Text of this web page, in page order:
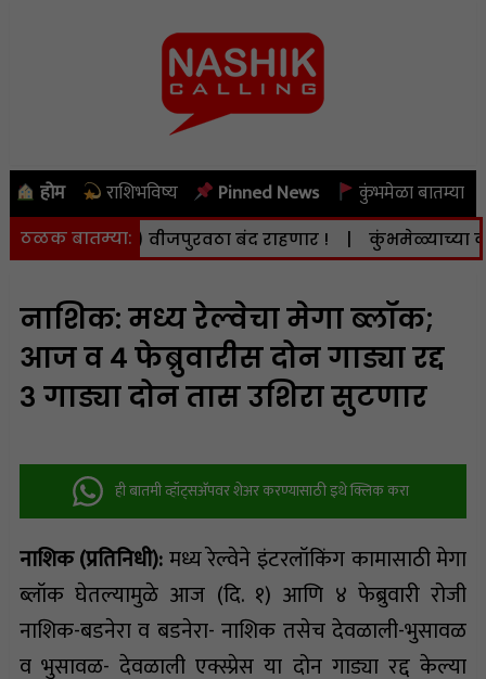
होम राशिभविष्य Pinned News कुंभमेळा बातम्या
ठळक बातम्या:
8 ऑगस्ट) वीजपुरवठा बंद राहणार ! | कुंभमेळ्याच्या कामात
नाशिक: मध्य रेल्वेचा मेगा ब्लॉक;
आज व ४ फेब्रुवारीस दोन गाड्या रद्द
३ गाड्या दोन तास उशिरा सुटणार
ही बातमी व्हॉट्सअ‍ॅपवर शेअर करण्यासाठी इथे क्लिक करा
नाशिक (प्रतिनिधी):मध्य रेल्वेने इंटरलॉकिंग कामासाठी मेगा
ब्लॉक घेतल्यामुळे आज (दि. १) आणि ४ फेब्रुवारी रोजी
नाशिक-बडनेरा व बडनेरा- नाशिक तसेच देवळाली-भुसावळ
व भुसावळ- देवळाली एक्स्प्रेस या दोन गाड्या रद्द केल्या